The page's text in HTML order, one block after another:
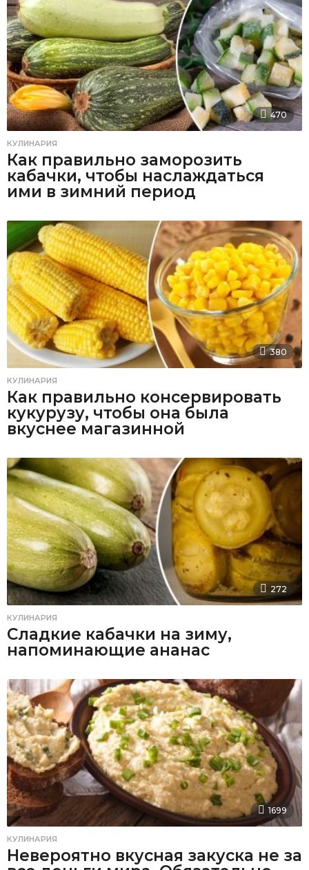
470
КУЛИНАРИЯ
Как правильно заморозить
кабачки, чтобы наслаждаться
ими в зимний период
380
КУЛИНАРИЯ
Как правильно консервировать
кукурузу, чтобы она была
вкуснее магазинной
272
КУЛИНАРИЯ
Сладкие кабачки на зиму,
напоминающие ананас
1699
КУЛИНАРИЯ
Невероятно вкусная закуска не за